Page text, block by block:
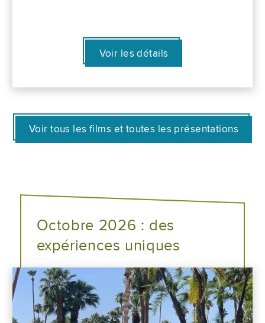
Voir les détails
Voir tous les films et toutes les présentations
Octobre 2026 : des
expériences uniques